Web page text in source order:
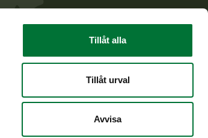
Tillåt alla
Tillåt urval
Avvisa